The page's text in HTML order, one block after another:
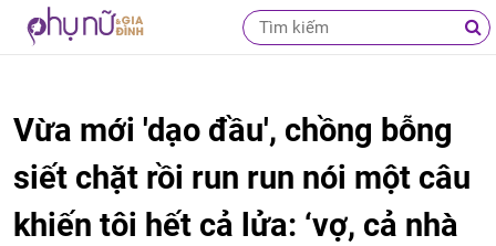
Vừa mới 'dạo đầu', chồng bỗng
siết chặt rồi run run nói một câu
khiến tôi hết cả lửa: ‘vợ, cả nhà